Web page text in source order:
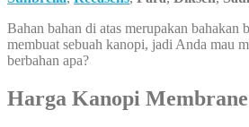
Bahan bahan di atas merupakan bahakan
membuat sebuah kanopi, jadi Anda mau
berbahan apa?
Harga Kanopi Membrane